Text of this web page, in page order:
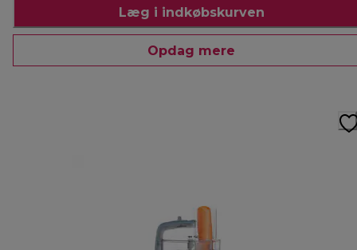
Læg i indkøbskurven
Opdag mere